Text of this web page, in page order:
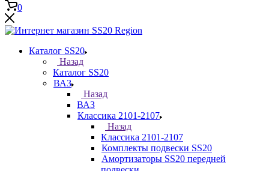
0
Каталог SS20
Назад
Каталог SS20
ВАЗ
Назад
ВАЗ
Классика 2101-2107
Назад
Классика 2101-2107
Комплекты подвески SS20
Амортизаторы SS20 передней